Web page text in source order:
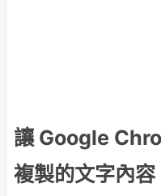
讓 Google
複製的文字內容